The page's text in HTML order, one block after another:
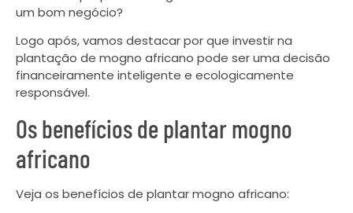
um bom negócio?
Logo após, vamos destacar por que investir na
plantação de mogno africano pode ser uma decisão
financeiramente inteligente e ecologicamente
responsável.
Os benefícios de plantar mogno
africano
Veja os benefícios de plantar mogno africano: